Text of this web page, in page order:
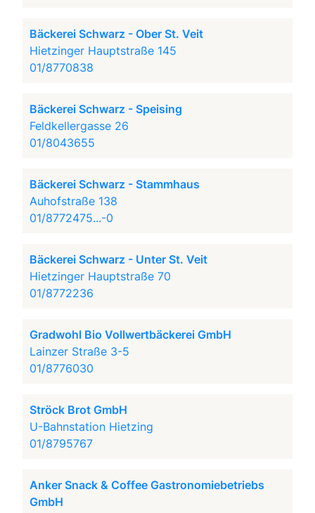
Bäckerei Schwarz - Ober St. Veit
Hietzinger Hauptstraße 145
01/8770838
Bäckerei Schwarz - Speising
Feldkellergasse 26
01/8043655
Bäckerei Schwarz - Stammhaus
Auhofstraße 138
01/8772475...-0
Bäckerei Schwarz - Unter St. Veit
Hietzinger Hauptstraße 70
01/8772236
Gradwohl Bio Vollwertbäckerei GmbH
Lainzer Straße 3-5
01/8776030
Ströck Brot GmbH
U-Bahnstation Hietzing
01/8795767
Anker Snack & Coffee Gastronomiebetriebs
GmbH